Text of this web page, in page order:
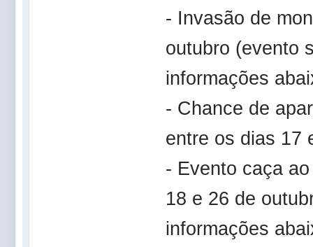
- Invasão de
outubro (evento
informações
- Chance de
entre os dias 17
- Evento caça
18 e 26 de
informações